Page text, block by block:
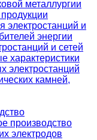
металлургии
электростанций и
энергии
и сетей
характеристики
электростанций
камней,
производство
электродов